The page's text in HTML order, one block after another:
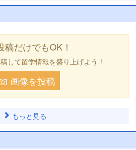
稿だけでもOK！
して留学情報を盛り上げよう！
画像を投稿
もっと見る